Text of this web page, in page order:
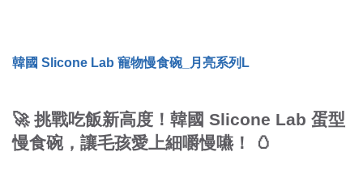
韓國 Slicone Lab 寵物慢食碗_月亮系列L
🚀 挑戰吃飯新高度！韓國 Slicone Lab 蛋型
慢食碗，讓毛孩愛上細嚼慢嚥！
🥚